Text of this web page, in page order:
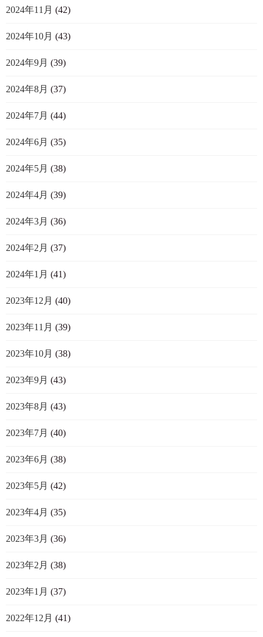
2024年11月 (42)
2024年10月 (43)
2024年9月 (39)
2024年8月 (37)
2024年7月 (44)
2024年6月 (35)
2024年5月 (38)
2024年4月 (39)
2024年3月 (36)
2024年2月 (37)
2024年1月 (41)
2023年12月 (40)
2023年11月 (39)
2023年10月 (38)
2023年9月 (43)
2023年8月 (43)
2023年7月 (40)
2023年6月 (38)
2023年5月 (42)
2023年4月 (35)
2023年3月 (36)
2023年2月 (38)
2023年1月 (37)
2022年12月 (41)